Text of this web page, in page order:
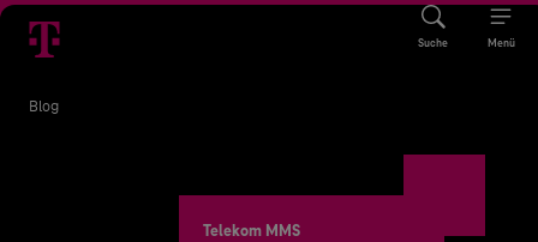
Suche Menü
Blog
Telekom MMS